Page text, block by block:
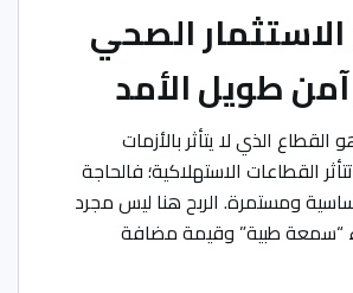
الصحي
طويل الأمد
الذي لا يتأثر بالأزمات
القطاعات الاستهلاكية؛ فالحاجة
ومستمرة. الربح هنا ليس مجرد
“سمعة طبية” وقيمة مضافة